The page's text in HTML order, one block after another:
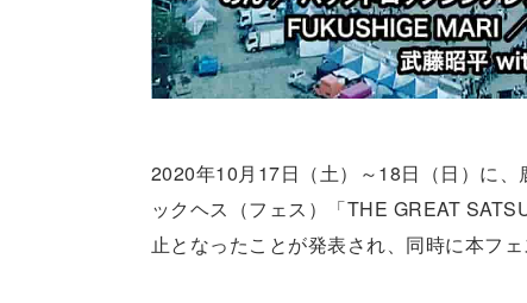
2020年10月17日（土）～18日（日）に
ックヘス（フェス）「THE GREAT
止となったことが発表され、同時に本フ